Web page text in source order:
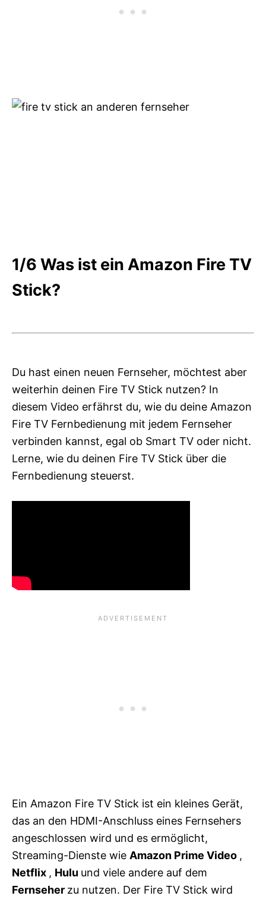
1/6 Was ist ein Amazon Fire TV
Stick?
Du hast einen neuen Fernseher, möchtest aber
weiterhin deinen Fire TV Stick nutzen? In
diesem Video erfährst du, wie du deine Amazon
Fire TV Fernbedienung mit jedem Fernseher
verbinden kannst, egal ob Smart TV oder nicht.
Lerne, wie du deinen Fire TV Stick über die
Fernbedienung steuerst.
Ein Amazon Fire TV Stick ist ein kleines Gerät,
das an den HDMI-Anschluss eines Fernsehers
angeschlossen wird und es ermöglicht,
Streaming-Dienste wie Amazon Prime Video ,
Netflix , Hulu und viele andere auf dem
Fernseher zu nutzen. Der Fire TV Stick wird